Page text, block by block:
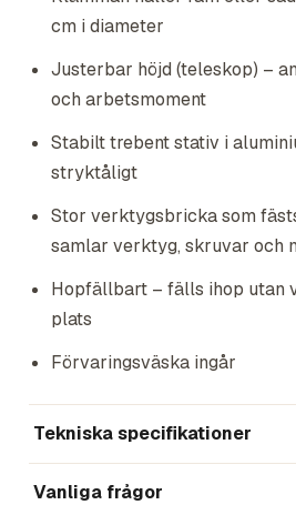
cm i diameter
Justerbar höjd (teleskop) –
och arbetsmoment
Stabilt trebent stativ i
stryktåligt
Stor verktygsbricka som
samlar verktyg, skruvar och
Hopfällbart – fälls ihop utan
plats
Förvaringsväska ingår
Tekniska specifikationer
Vanliga frågor